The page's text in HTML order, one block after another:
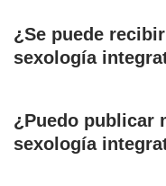
¿Se puede
sexología
¿Puedo publicar
sexología